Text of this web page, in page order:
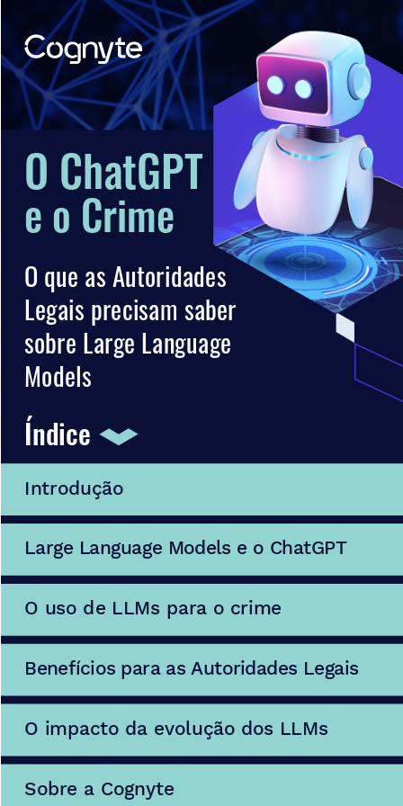
O ChatGPT
e o Crime
Índice
O que as Autoridades
Legais precisam saber
sobre Large Language
Models
Introdução
Large Language Models e o ChatGPT
O uso de LLMs para o crime
Benefícios para as Autoridades Legais
O impacto da evolução dos LLMs
Sobre a Cognyte